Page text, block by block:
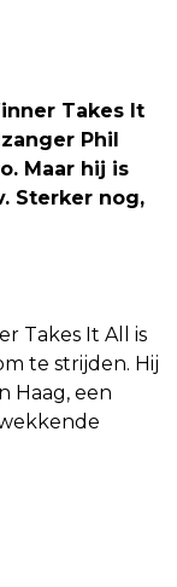
Takes It
Phil
Maar hij is
Sterker nog,
Takes It All is
te strijden. Hij
Haag, een